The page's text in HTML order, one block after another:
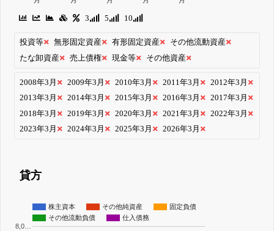
3 5 10
投資等 無形固定資産 有形固定資産
その他流動資産
たな卸資産
売上債権 現金等 その他資産
2008年3月 2009年3月 2010年3月 2011年3月
2012年3月
2013年3月
2014年3月 2015年3月 2016年3月
2017年3月
2018年3月
2019年3月 2020年3月 2021年3月
2022年3月
2023年3月
2024年3月 2025年3月 2026年3月
貸方
株主資本 その他純資産
固定負債
その他流動負債
仕入債務
8,0…